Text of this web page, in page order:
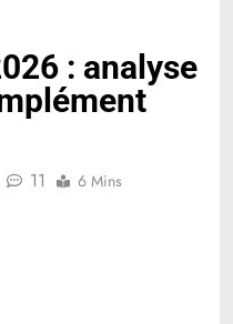
: analyse
11 6 Mins